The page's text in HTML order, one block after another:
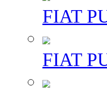
FIAT
FIAT